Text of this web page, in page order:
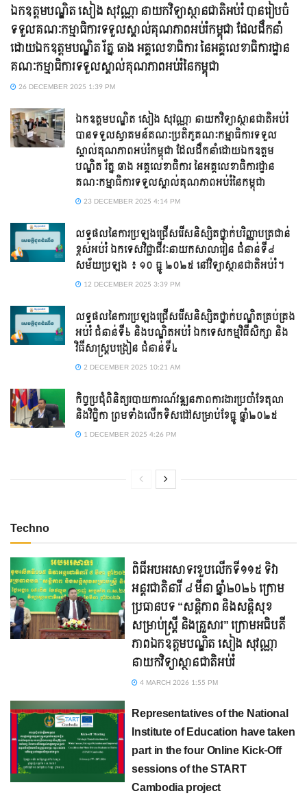
ឯកឧត្តមបណ្ឌិត សៀង សុវណ្ណា នាយកវិទ្យាស្ថានជាតិអប់រំ បានរៀបចំ
ទទួលគណៈកម្មាធិការទទួលស្គាល់គុណភាពអប់រំកម្ពុជា ដែលដឹកនាំ
ដោយឯកឧត្តមបណ្ឌិត រ័ត្ន ឆាង អគ្គលេខាធិការ នៃអគ្គលេខាធិការដ្ឋាន
គណៈកម្មាធិការទទួលស្គាល់គុណភាពអប់រំនៃកម្ពុជា
26 DECEMBER 2025 1:39 PM
ឯកឧត្តមបណ្ឌិត សៀង សុវណ្ណា នាយកវិទ្យាស្ថានជាតិអប់រំ
បានទទួលស្វាគមន៍គណៈប្រតិភូគណៈកម្មាធិការទទួល
ស្គាល់គុណភាពអប់រំកម្ពុជា ដែលដឹកនាំដោយឯកឧត្តម
បណ្ឌិត រ័ត្ន ឆាង អគ្គលេខាធិការ នៃអគ្គលេខាធិការដ្ឋាន
គណៈកម្មាធិការទទួលស្គាល់គុណភាពអប់រំនៃកម្ពុជា
23 DECEMBER 2025 4:14 PM
លទ្ធផលនៃការប្រឡងជ្រើសរើសនិស្សិតថ្នាក់បរិញ្ញាបត្រជាន់
ខ្ពស់អប់រំ ឯកទេសវិជ្ជាជីវៈនាយកសាលារៀន ជំនាន់ទី៨
សម័យប្រឡង ៖ ១០ ធ្នូ ២០២៥ នៅវិទ្យាស្ថានជាតិអប់រំ។
12 DECEMBER 2025 3:39 PM
លទ្ធផលនៃការប្រឡងជ្រើសរើសនិស្សិតថ្នាក់បណ្ឌិតគ្រប់គ្រង
អប់រំ ជំនាន់ទី៦ និងបណ្ឌិតអប់រំ ឯកទេសកម្មវិធីសិក្សា និង
វិធីសាស្ត្របង្រៀន ជំនាន់ទី៤
2 DECEMBER 2025 10:21 AM
កិច្ចប្រជុំពិនិត្យរបាយការណ៍វឌ្ឍនភាពការងារប្រចាំខែតុលា
និងវិច្ឆិកា ព្រមទាំងលើកទិសដៅសម្រាប់ខែធ្នូ ឆ្នាំ២០២៥
1 DECEMBER 2025 4:26 PM
Techno
ពិធីអបអរសាទរខួបលើកទី១១៥ ទិវា
អន្តរជាតិនារី ៨ មីនា ឆ្នាំ២០២៦ ក្រោម
ប្រធានបទ “សន្តិភាព និងសន្តិសុខ
សម្រាប់ស្ត្រី និងគ្រួសារ” ក្រោមអធិបតី
ភាពឯកឧត្តមបណ្ឌិត សៀង សុវណ្ណា
នាយកវិទ្យាស្ថានជាតិអប់រំ
4 MARCH 2026 1:55 PM
Representatives of the National
Institute of Education have taken
part in the four Online Kick-Off
sessions of the START
Cambodia project